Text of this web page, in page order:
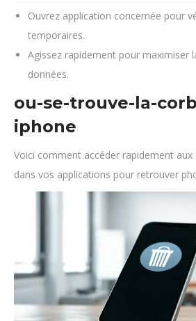
Ouvrez application concernée pour
temporaires.
Agissez rapidement pour maximiser
données.
ou-se-trouve-la-
iphone
Voici comment accéder rapidement aux
dans vos applications pour retrouver